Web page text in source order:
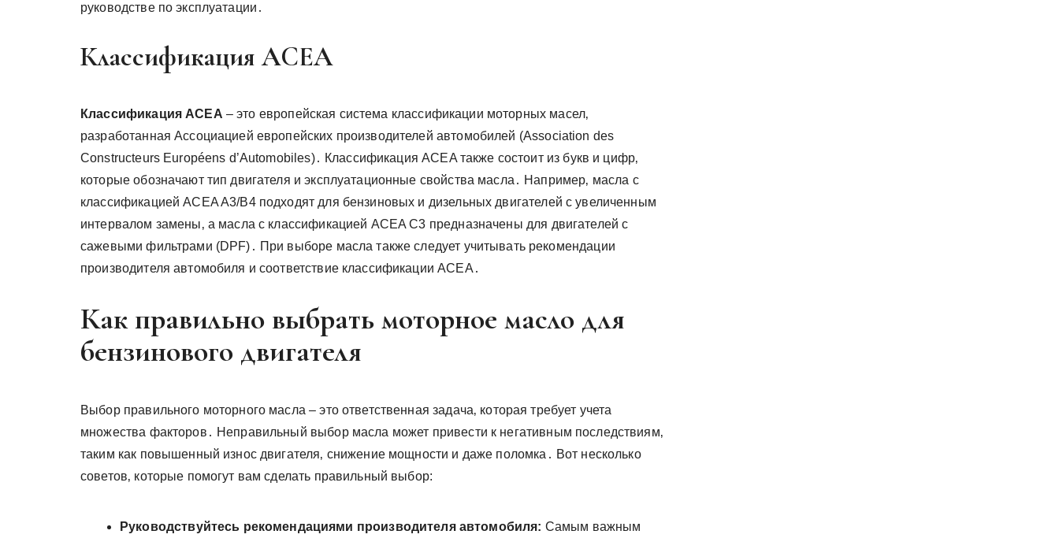
руководстве по эксплуатации․
Классификация ACEA
Классификация ACEA – это европейская система классификации моторных масел‚
разработанная Ассоциацией европейских производителей автомобилей (Association des
Constructeurs Européens d’Automobiles)․ Классификация ACEA также состоит из букв и цифр‚
которые обозначают тип двигателя и эксплуатационные свойства масла․ Например‚ масла с
классификацией ACEA A3/B4 подходят для бензиновых и дизельных двигателей с увеличенным
интервалом замены‚ а масла с классификацией ACEA C3 предназначены для двигателей с
сажевыми фильтрами (DPF)․ При выборе масла также следует учитывать рекомендации
производителя автомобиля и соответствие классификации ACEA․
Как правильно выбрать моторное масло для
бензинового двигателя
Выбор правильного моторного масла – это ответственная задача‚ которая требует учета
множества факторов․ Неправильный выбор масла может привести к негативным последствиям‚
таким как повышенный износ двигателя‚ снижение мощности и даже поломка․ Вот несколько
советов‚ которые помогут вам сделать правильный выбор:
Руководствуйтесь рекомендациями производителя автомобиля: Самым важным